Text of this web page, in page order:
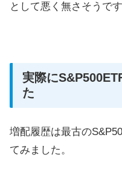
として悪く無さそうです
実際に
た
増配履歴は最古の
てみました。